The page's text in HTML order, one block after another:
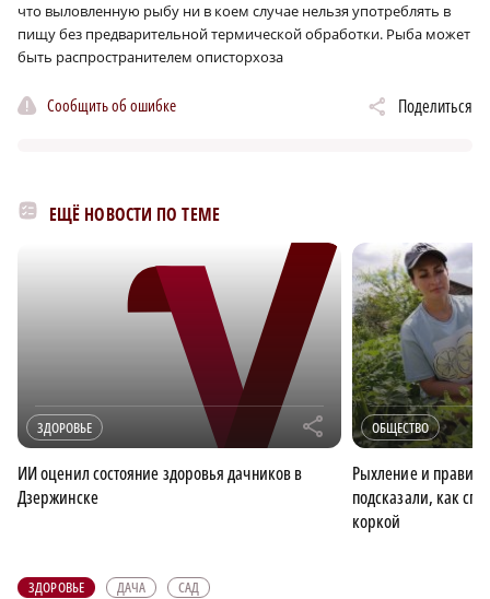
что выловленную рыбу ни в коем случае нельзя употреблять в
пищу без предварительной термической обработки. Рыба может
быть распространителем описторхоза
Сообщить об ошибке Поделиться
ЕЩЁ НОВОСТИ ПО ТЕМЕ
ЗДОРОВЬЕ r
ИИ оценил состояние здоровья дачников в
Дзержинске
ОБЩЕСТВО
Рыхление и
подсказали, как
коркой
ЗДОРОВЬЕ ДАЧА САД